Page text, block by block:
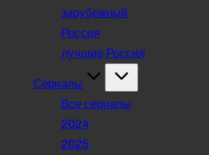
зарубежный
Россия
лучшие Россия
Сериалы
Все сериалы
2024
2025